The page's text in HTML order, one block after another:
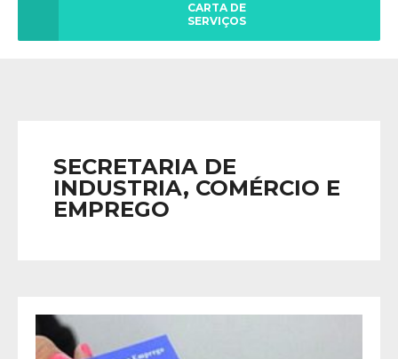
CARTA DE
SERVIÇOS
SECRETARIA DE
INDUSTRIA, COMÉRCIO E
EMPREGO